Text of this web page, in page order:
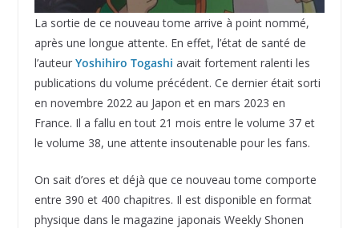
La sortie de ce nouveau tome arrive à point nommé,
après une longue attente. En effet, l’état de santé de
l’auteur Yoshihiro Togashi avait fortement ralenti les
publications du volume précédent. Ce dernier était sorti
en novembre 2022 au Japon et en mars 2023 en
France. Il a fallu en tout 21 mois entre le volume 37 et
le volume 38, une attente insoutenable pour les fans.
On sait d’ores et déjà que ce nouveau tome comporte
entre 390 et 400 chapitres. Il est disponible en format
physique dans le magazine japonais Weekly Shonen